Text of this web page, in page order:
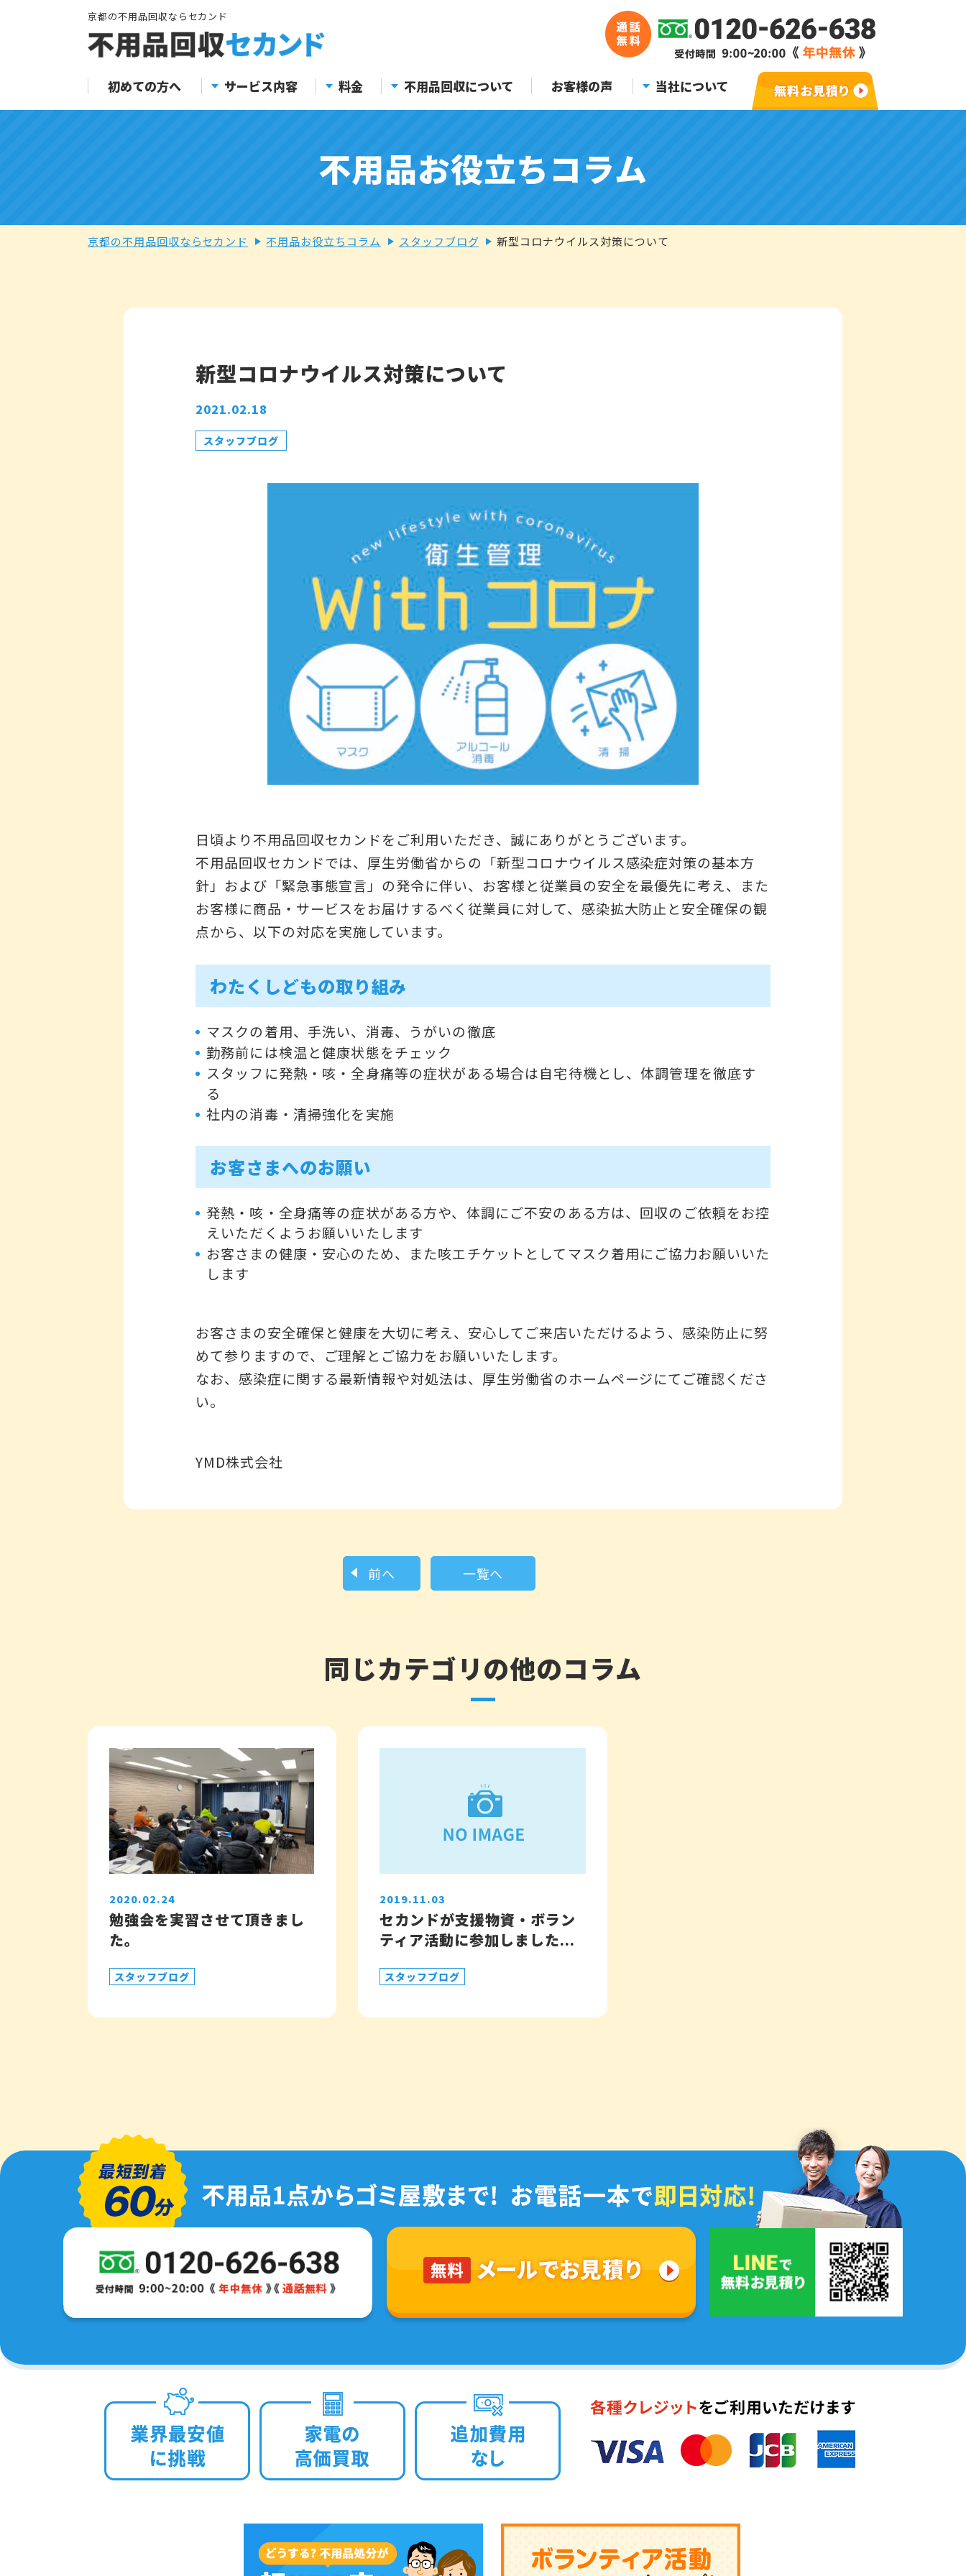
京都の不用品回収ならセカンド
初めての方へ サービス内容 料金 不用品回収について お客様の声 当社について
不用品お役立ちコラム
京都の不用品回収ならセカンド 不用品お役立ちコラム スタッフブログ 新型コロナウイルス対策について
新型コロナウイルス対策について
2021.02.18
スタッフブログ
日頃より不用品回収セカンドをご利用いただき、誠にありがとうございます。
不用品回収セカンドでは、厚生労働省からの「新型コロナウイルス感染症対策の基本方
針」および「緊急事態宣言」の発令に伴い、お客様と従業員の安全を最優先に考え、また
お客様に商品・サービスをお届けするべく従業員に対して、感染拡大防止と安全確保の観
点から、以下の対応を実施しています。
わたくしどもの取り組み
マスクの着用、手洗い、消毒、うがいの徹底
勤務前には検温と健康状態をチェック
スタッフに発熱・咳・全身痛等の症状がある場合は自宅待機とし、体調管理を徹底す
る
社内の消毒・清掃強化を実施
お客さまへのお願い
発熱・咳・全身痛等の症状がある方や、体調にご不安のある方は、回収のご依頼をお控
えいただくようお願いいたします
お客さまの健康・安心のため、また咳エチケットとしてマスク着用にご協力お願いいた
します
お客さまの安全確保と健康を大切に考え、安心してご来店いただけるよう、感染防止に努
めて参りますので、ご理解とご協力をお願いいたします。
なお、感染症に関する最新情報や対処法は、厚生労働省のホームページにてご確認くださ
い。
YMD株式会社
前へ 一覧へ
同じカテゴリの他のコラム
2020.02.24
勉強会を実習させて頂きまし
た。
スタッフブログ
2019.11.03
セカンドが支援物資・ボラン
ティア活動に参加しました...
スタッフブログ